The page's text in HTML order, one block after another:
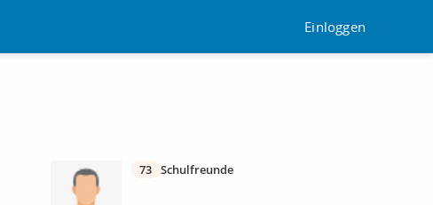
Einloggen
73 Schulfreunde